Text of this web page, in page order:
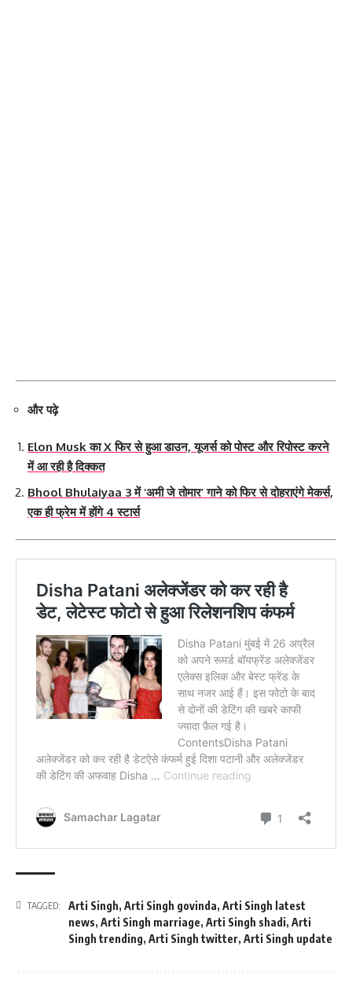
और पढ़े
Elon Musk का X फिर से हुआ डाउन, यूजर्स को पोस्ट और रिपोस्ट करने
में आ रही है दिक्कत
Bhool Bhulaiyaa 3 में ‘अमी जे तोमार’ गाने को फिर से दोहराएंगे मेकर्स,
एक ही फ्रेम में होंगे 4 स्टार्स
TAGGED: Arti Singh, Arti Singh govinda, Arti Singh latest
news, Arti Singh marriage, Arti Singh shadi, Arti
Singh trending, Arti Singh twitter, Arti Singh update